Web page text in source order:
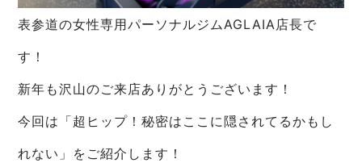
表参道の女性専用パーソナルジムAGLAIA店長で
す！
新年も沢山のご来店ありがとうございます！
今回は「超ヒップ！秘密はここに隠されてるかもし
れない」をご紹介します！